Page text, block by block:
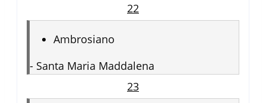
22
Ambrosiano
- Santa Maria Maddalena
23